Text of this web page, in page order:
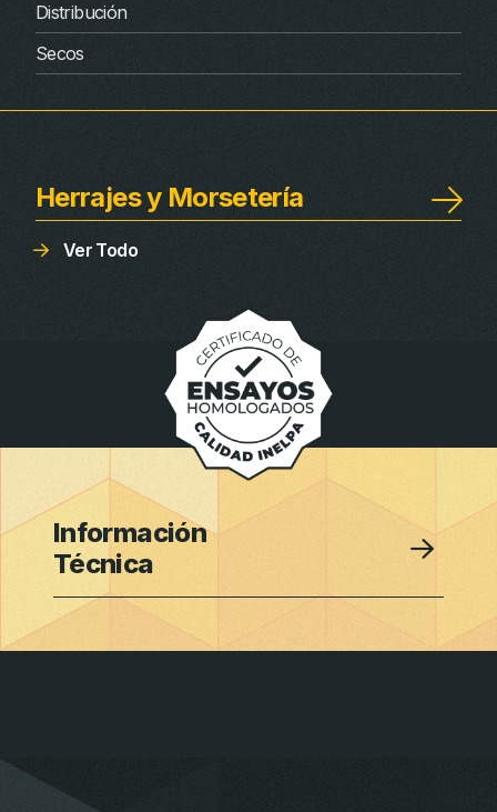
Distribución
Secos
Herrajes y Morsetería
Ver Todo
Información
Técnica